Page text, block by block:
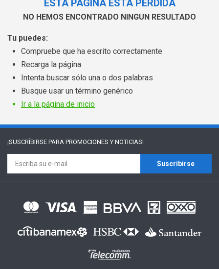
ESTA PÁGINA ESTÁ PERDIDA
NO HEMOS ENCONTRADO NINGUN RESULTADO
Tu puedes:
Compruebe que ha escrito correctamente
Recarga la página
Intenta buscar sólo una o dos palabras
Busque usar un término genérico
Ir a la página de inicio
¡SUSCRÍBIRSE PARA PROMOCIONES Y NOTICIAS!
Suscríbirse